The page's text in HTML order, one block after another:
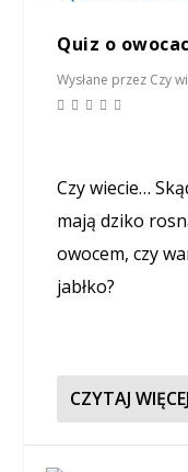
Quiz o
Wysłane przez Czy
Czy wiecie…
mają dziko
owocem, czy
jabłko?
CZYTAJ WIĘCEJ